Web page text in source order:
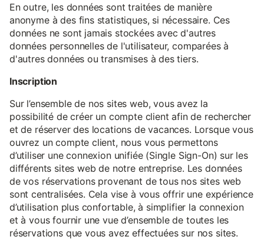
En outre, les données sont traitées de manière
anonyme à des fins statistiques, si nécessaire. Ces
données ne sont jamais stockées avec d'autres
données personnelles de l'utilisateur, comparées à
d'autres données ou transmises à des tiers.
Inscription
Sur l’ensemble de nos sites web, vous avez la
possibilité de créer un compte client afin de rechercher
et de réserver des locations de vacances. Lorsque vous
ouvrez un compte client, nous vous permettons
d’utiliser une connexion unifiée (Single Sign-On) sur les
différents sites web de notre entreprise. Les données
de vos réservations provenant de tous nos sites web
sont centralisées. Cela vise à vous offrir une expérience
d’utilisation plus confortable, à simplifier la connexion
et à vous fournir une vue d’ensemble de toutes les
réservations que vous avez effectuées sur nos sites.